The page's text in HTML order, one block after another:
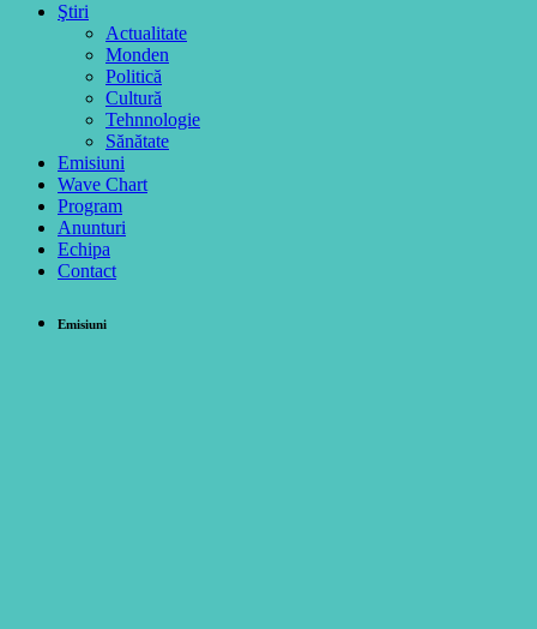
Ştiri
Actualitate
Monden
Politică
Cultură
Tehnnologie
Sănătate
Emisiuni
Wave Chart
Program
Anunturi
Echipa
Contact
Emisiuni